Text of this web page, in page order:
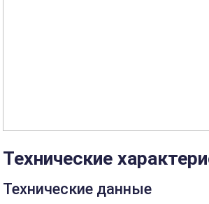
Технические
Технические данные